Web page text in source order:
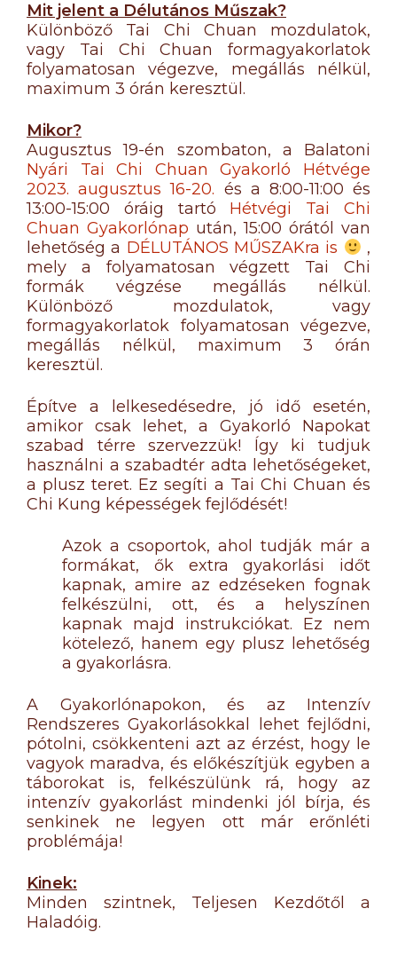
Mit jelent a Délutános Műszak?
Különböző Tai Chi Chuan mozdulatok,
vagy Tai Chi Chuan formagyakorlatok
folyamatosan végezve, megállás nélkül,
maximum 3 órán keresztül.
Mikor?
Augusztus 19-én szombaton, a Balatoni
Nyári Tai Chi Chuan Gyakorló Hétvége
2023. augusztus 16-20. és a 8:00-11:00 és
13:00-15:00 óráig tartó Hétvégi Tai Chi
Chuan Gyakorlónap után, 15:00 órától van
lehetőség a DÉLUTÁNOS MŰSZAKra is
,
mely a folyamatosan végzett Tai Chi
formák végzése megállás nélkül.
Különböző mozdulatok, vagy
formagyakorlatok folyamatosan végezve,
megállás nélkül, maximum 3 órán
keresztül.
Építve a lelkesedésedre, jó idő esetén,
amikor csak lehet, a Gyakorló Napokat
szabad térre szervezzük! Így ki tudjuk
használni a szabadtér adta lehetőségeket,
a plusz teret. Ez segíti a Tai Chi Chuan és
Chi Kung képességek fejlődését!
Azok a csoportok, ahol tudják már a
formákat, ők extra gyakorlási időt
kapnak, amire az edzéseken fognak
felkészülni, ott, és a helyszínen
kapnak majd instrukciókat. Ez nem
kötelező, hanem egy plusz lehetőség
a gyakorlásra.
A Gyakorlónapokon, és az Intenzív
Rendszeres Gyakorlásokkal lehet fejlődni,
pótolni, csökkenteni azt az érzést, hogy le
vagyok maradva, és előkészítjük egyben a
táborokat is, felkészülünk rá, hogy az
intenzív gyakorlást mindenki jól bírja, és
senkinek ne legyen ott már erőnléti
problémája!
Kinek:
Minden szintnek, Teljesen Kezdőtől a
Haladóig.